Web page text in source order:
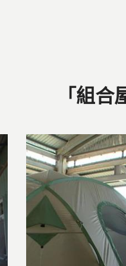
「組